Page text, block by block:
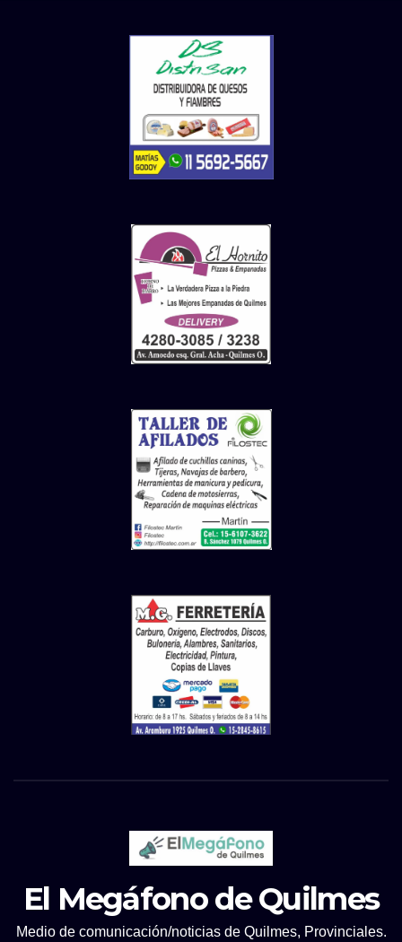
El Megáfono de Quilmes
Medio de comunicación/noticias de Quilmes, Provinciales.